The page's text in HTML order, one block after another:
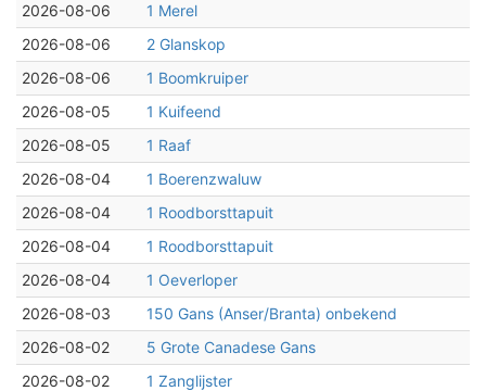
2026-08-06
1 Merel
2026-08-06
2 Glanskop
2026-08-06
1 Boomkruiper
2026-08-05
1 Kuifeend
2026-08-05
1 Raaf
2026-08-04
1 Boerenzwaluw
2026-08-04
1 Roodborsttapuit
2026-08-04
1 Roodborsttapuit
2026-08-04
1 Oeverloper
2026-08-03
150 Gans (Anser/Branta) onbekend
2026-08-02
5 Grote Canadese Gans
2026-08-02
1 Zanglijster